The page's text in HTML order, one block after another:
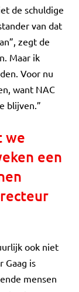
de schuldige
van dat
zegt de
Maar ik
Voor nu
want NAC
blijven.”
we
een
ook niet
Gaag is
mensen